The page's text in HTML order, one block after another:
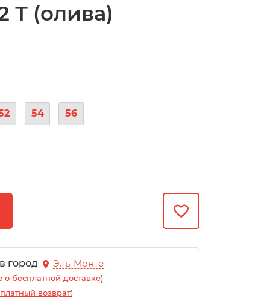
Т (олива)
54 56
город Эль-Монте
бесплатной доставке)
возврат)